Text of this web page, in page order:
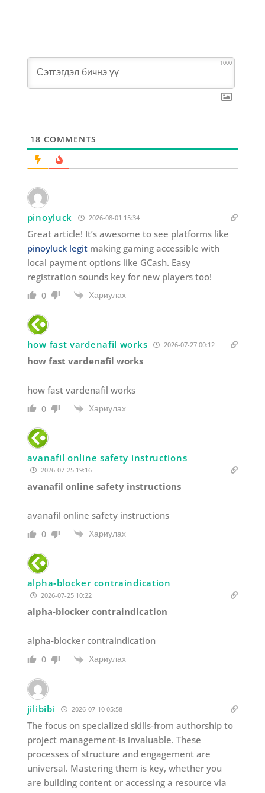
1000
18 COMMENTS
pinoyluck 2026-08-01 15:34
Great article! It’s awesome to see platforms like
pinoyluck legitmaking gaming accessible with
local payment options like GCash. Easy
registration sounds key for new players too!
0 Хариулах
how fast vardenafil works 2026-07-27 00:12
how fast vardenafil works
how fast vardenafil works
0 Хариулах
avanafil online safety instructions
2026-07-25 19:16
avanafil online safety instructions
avanafil online safety instructions
0 Хариулах
alpha‑blocker contraindication
2026-07-25 10:22
alpha‑blocker contraindication
alpha‑blocker contraindication
0 Хариулах
jilibibi 2026-07-10 05:58
The focus on specialized skills-from authorship to
project management-is invaluable. These
processes of structure and engagement are
universal. Mastering them is key, whether you
are building content or accessing a resource via